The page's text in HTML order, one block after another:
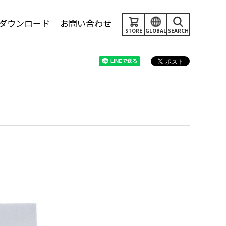
SEARCH
GLOBAL
STORE
ウンロード お問い合わせ